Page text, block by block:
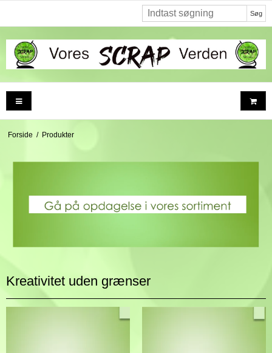
Søg
Forside / Produkter
Kreativitet uden grænser